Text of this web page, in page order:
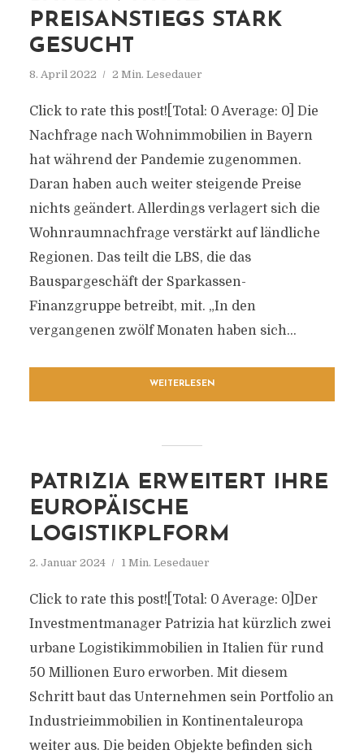
PREISANSTIEGS STARK
GESUCHT
8. April 2022 2 Min. Lesedauer
Click to rate this post![Total: 0 Average: 0] Die
Nachfrage nach Wohnimmobilien in Bayern
hat während der Pandemie zugenommen.
Daran haben auch weiter steigende Preise
nichts geändert. Allerdings verlagert sich die
Wohnraumnachfrage verstärkt auf ländliche
Regionen. Das teilt die LBS, die das
Bauspargeschäft der Sparkassen-
Finanzgruppe betreibt, mit. „In den
vergangenen zwölf Monaten haben sich...
WEITERLESEN
PATRIZIA ERWEITERT IHRE
EUROPÄISCHE
LOGISTIKPLFORM
2. Januar 2024 1 Min. Lesedauer
Click to rate this post![Total: 0 Average: 0]Der
Investmentmanager Patrizia hat kürzlich zwei
urbane Logistikimmobilien in Italien für rund
50 Millionen Euro erworben. Mit diesem
Schritt baut das Unternehmen sein Portfolio an
Industrieimmobilien in Kontinentaleuropa
weiter aus. Die beiden Objekte befinden sich